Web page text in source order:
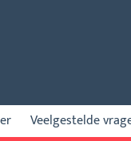
Veelgestelde